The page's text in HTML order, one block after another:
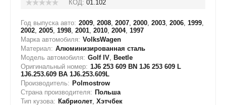
КОД: 01.102
Год выпуска авто: 2009, 2008, 2007, 2000, 2003, 2006, 1999,
2002, 2005, 1998, 2001, 2010, 2004, 1997
Марка автомобиля: VolksWagen
Материал: Алюминизированная сталь
Модель автомобиля: Golf IV, Beetle
Оригинальный номер: 1J6 253 609 BN 1J6 253 609 L
1J6.253.609 BA 1J6.253.609L
Производитель: Polmostrow
Страна производителя: Польша
Тип кузова: Кабриолет, Хэтчбек